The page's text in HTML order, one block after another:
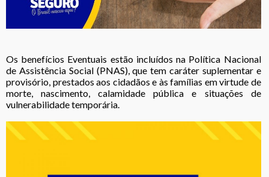
Os benefícios Eventuais estão incluídos na Política Nacional
de Assistência Social (PNAS), que tem caráter suplementar e
provisório, prestados aos cidadãos e às famílias em virtude de
morte, nascimento, calamidade pública e situações de
vulnerabilidade temporária.